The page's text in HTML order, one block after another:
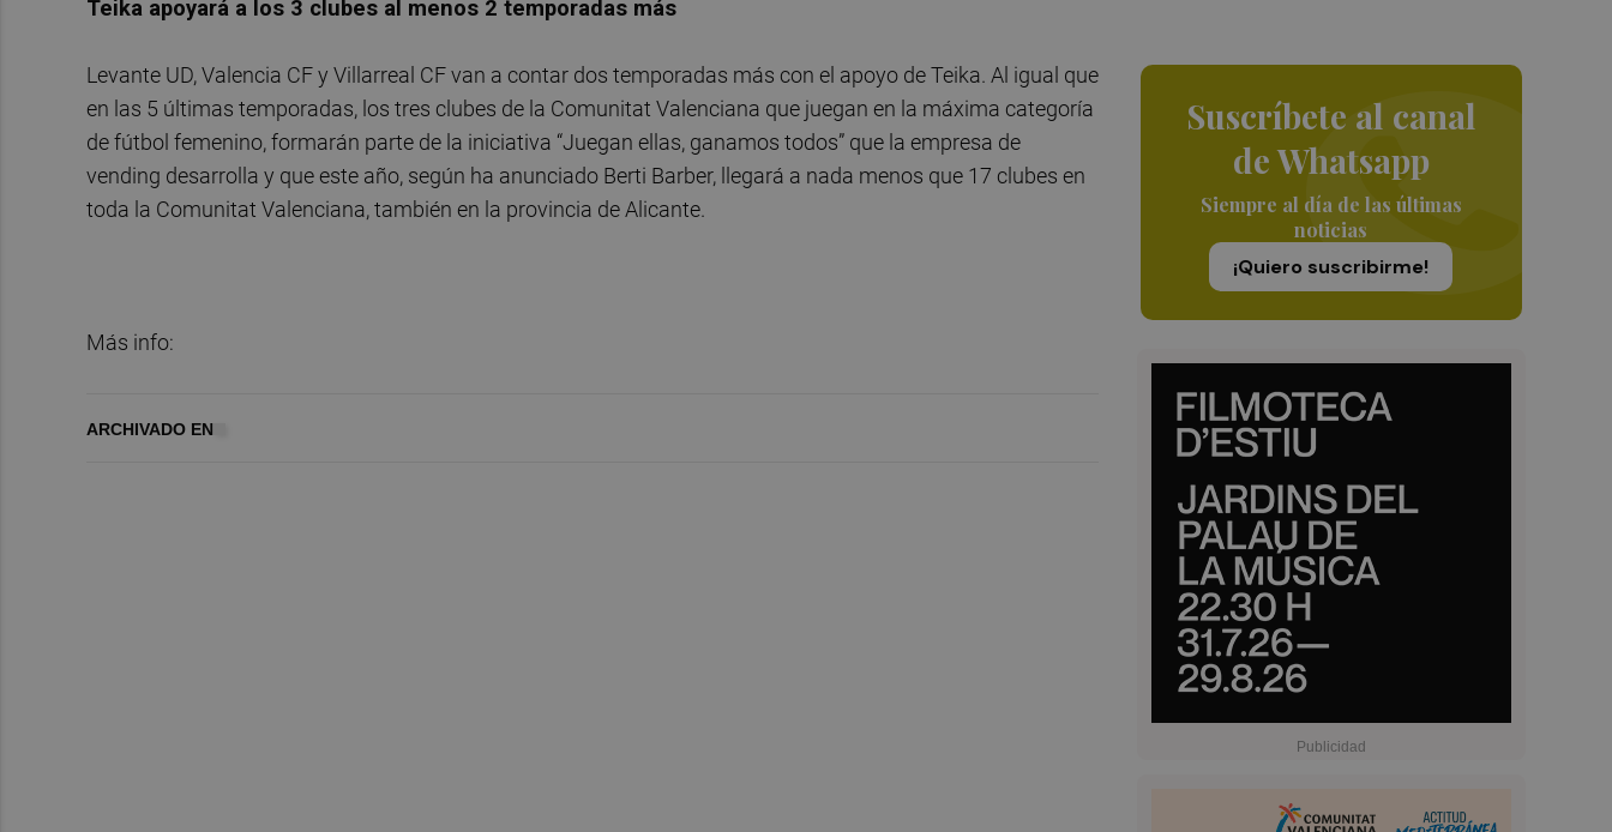
Suscríbete al canal
de Whatsapp
Siempre al día de las últimas
noticias
¡Quiero suscribirme!
Teika apoyará a los 3 clubes al menos 2 temporadas más
Levante UD, Valencia CF y Villarreal CF van a contar dos temporadas más con el apoyo de Teika. Al igual que
en las 5 últimas temporadas, los tres clubes de la Comunitat Valenciana que juegan en la máxima categoría
de fútbol femenino, formarán parte de la iniciativa “Juegan ellas, ganamos todos” que la empresa de
vending desarrolla y que este año, según ha anunciado Berti Barber, llegará a nada menos que 17 clubes en
toda la Comunitat Valenciana, también en la provincia de Alicante.
Más info:
ARCHIVADO EN